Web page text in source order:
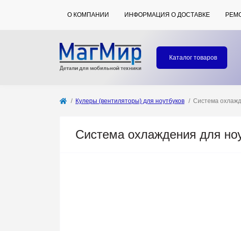
О КОМПАНИИ ИНФОРМАЦИЯ О ДОСТАВКЕ
Каталог товаров
Кулеры (вентиляторы) для ноутбуков Система
Система охлаждения для